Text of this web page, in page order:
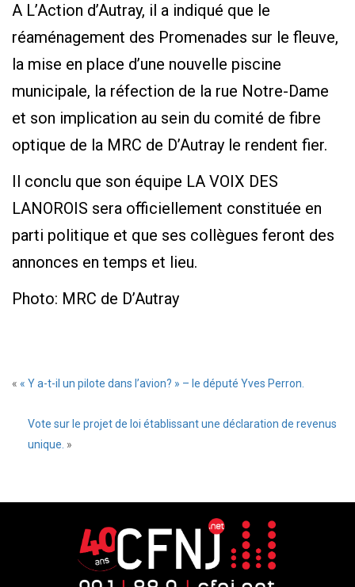
A L’Action d’Autray, il a indiqué que le
réaménagement des Promenades sur le fleuve,
la mise en place d’une nouvelle piscine
municipale, la réfection de la rue Notre-Dame
et son implication au sein du comité de fibre
optique de la MRC de D’Autray le rendent fier.
Il conclu que son équipe LA VOIX DES
LANOROIS sera officiellement constituée en
parti politique et que ses collègues feront des
annonces en temps et lieu.
Photo: MRC de D’Autray
« « Y a-t-il un pilote dans l’avion? » – le député Yves Perron.
Vote sur le projet de loi établissant une déclaration de revenus
unique. »